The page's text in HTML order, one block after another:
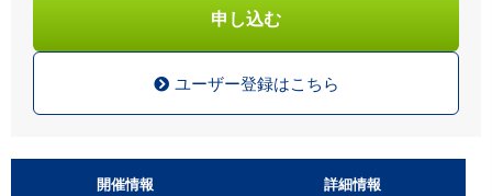
申し込む
ユーザー登録はこちら
開催情報 詳細情報